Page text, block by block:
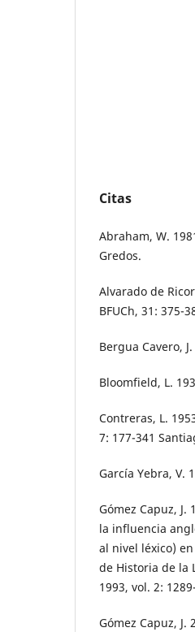
Citas
Abraham, W.
Gredos.
Alvarado de
BFUCh, 31: 375-
Bergua Cavero,
Bloomfield, L.
Contreras, L.
7: 177-341
García Yebra, V.
Gómez Capuz,
la influencia
al nivel léxico)
de Historia de la
1993, vol. 2:
Gómez Capuz,